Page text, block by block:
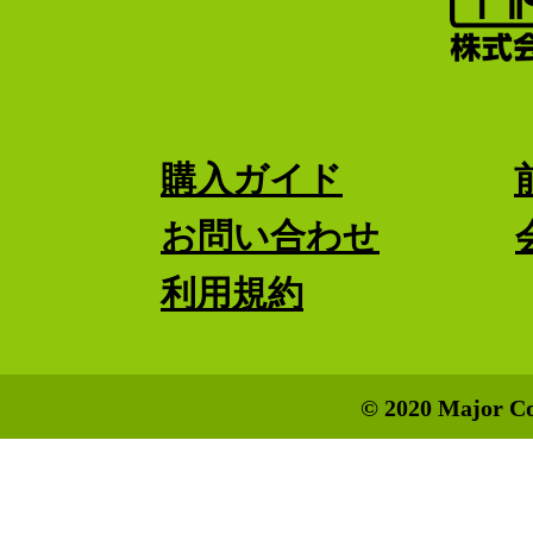
購入ガイド
お問い合わせ
利用規約
© 2020 Major